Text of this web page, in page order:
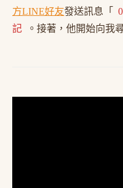
方LINE好友發送訊息「
記
。接著，他開始向我